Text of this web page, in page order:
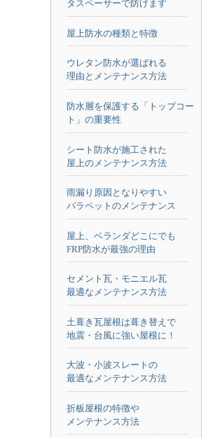
タスペーサーで防げます
屋上防水の種類と特徴
ウレタン防水が選ばれる
理由とメンテナンス方法
防水層を保護する「トップコー
ト」の重要性
シート防水が施工された
屋上のメンテナンス方法
雨漏り原因となりやすい
パラペットのメンテナンス
屋上、ベランダどこにでも
FRP防水が最強の理由
セメント瓦・モニエル瓦
最適なメンテナンス方法
土葺き瓦屋根は葺き替えで
地震・台風に強い屋根に！
大波・小波スレートの
最適なメンテナンス方法
折板屋根の特徴や
メンテナンス方法